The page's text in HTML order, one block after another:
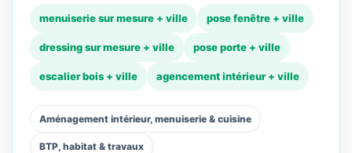
menuiserie sur mesure + ville pose fenêtre + ville
dressing sur mesure + ville pose porte + ville
escalier bois + ville agencement intérieur + ville
Aménagement intérieur, menuiserie & cuisine
BTP, habitat & travaux